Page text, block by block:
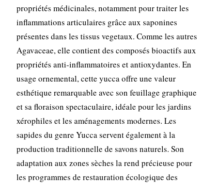
propriétés médicinales, notamment pour traiter les
inflammations articulaires grâce aux saponines
présentes dans les tissus vegetaux. Comme les autres
Agavaceae, elle contient des composés bioactifs aux
propriétés anti-inflammatoires et antioxydantes. En
usage ornemental, cette yucca offre une valeur
esthétique remarquable avec son feuillage graphique
et sa floraison spectaculaire, idéale pour les jardins
xérophiles et les aménagements modernes. Les
sapides du genre Yucca servent également à la
production traditionnelle de savons naturels. Son
adaptation aux zones sèches la rend précieuse pour
les programmes de restauration écologique des